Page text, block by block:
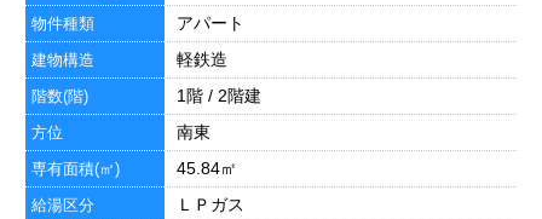
物件種類 アパート
建物構造 軽鉄造
階数(階) 1階 / 2階建
方位 南東
専有面積(㎡) 45.84㎡
給湯区分 ＬＰガス